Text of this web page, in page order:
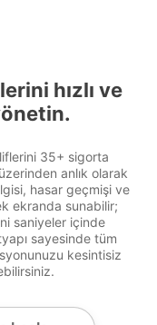
hızlı ve
35+ sigorta
anlık olarak
hasar geçmişi ve
ekranda sunabilir;
saniyeler içinde
sayesinde tüm
kesintisiz